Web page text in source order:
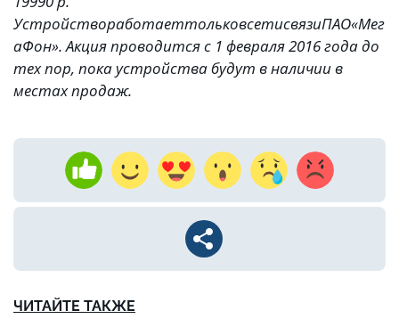
УстройствоработаеттольковсетисвязиПАО«Мег
аФон». Акция проводится с 1 февраля 2016 года до
тех пор, пока устройства будут в наличии в
местах продаж.
ЧИТАЙТЕ ТАКЖЕ